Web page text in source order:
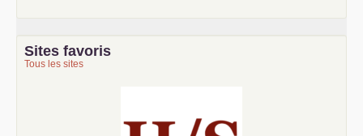
Sites favoris
Tous les sites